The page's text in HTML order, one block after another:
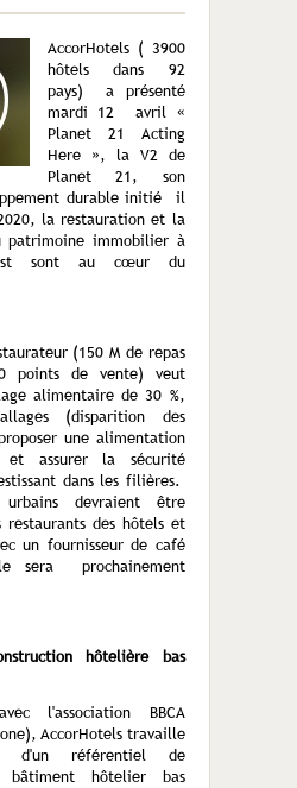
AccorHotels ( 3900
hôtels dans 92
pays) a présenté
mardi 12 avril «
Planet 21 Acting
Here », la V2 de
Planet 21, son
durable initié il
la restauration et la
patrimoine immobilier à
sont au cœur du
(150 M de repas
points de vente) veut
alimentaire de 30 %,
(disparition des
une alimentation
assurer la sécurité
dans les filières.
devraient être
restaurants des hôtels et
un fournisseur de café
sera prochainement
hôtelière bas
l'association BBCA
AccorHotels travaille
référentiel de
bâtiment hôtelier bas